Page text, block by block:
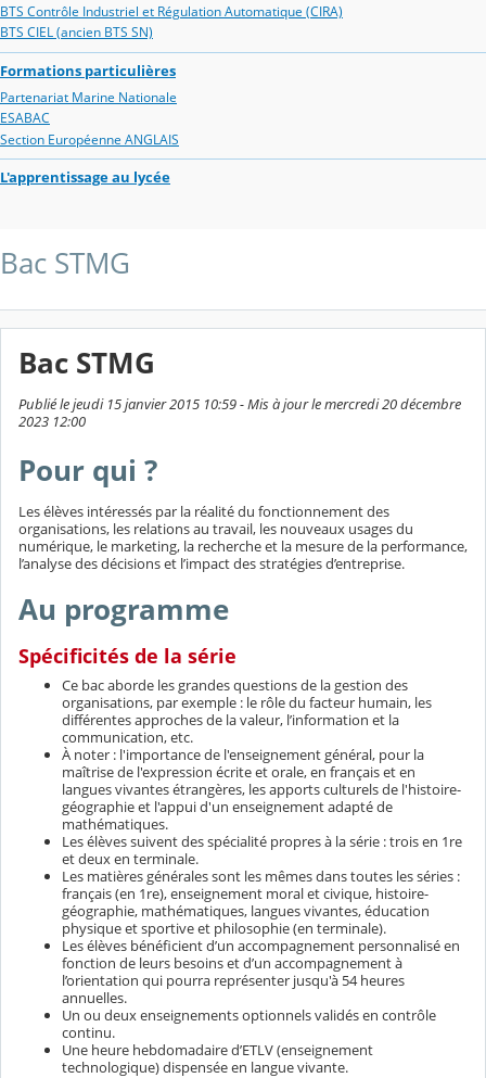
BTS Contrôle Industriel et Régulation Automatique (CIRA)
BTS CIEL (ancien BTS SN)
Formations particulières
Partenariat Marine Nationale
ESABAC
Section Européenne ANGLAIS
L'apprentissage au lycée
Bac STMG
Bac STMG
Publié le jeudi 15 janvier 2015 10:59 - Mis à jour le mercredi 20 décembre
2023 12:00
Pour qui ?
Les élèves intéressés par la réalité du fonctionnement des
organisations, les relations au travail, les nouveaux usages du
numérique, le marketing, la recherche et la mesure de la performance,
l’analyse des décisions et l’impact des stratégies d’entreprise.
Au programme
Spécificités de la série
Ce bac aborde les grandes questions de la gestion des
organisations, par exemple : le rôle du facteur humain, les
différentes approches de la valeur, l’information et la
communication, etc.
À noter : l'importance de l'enseignement général, pour la
maîtrise de l'expression écrite et orale, en français et en
langues vivantes étrangères, les apports culturels de l'histoire-
géographie et l'appui d'un enseignement adapté de
mathématiques.
Les élèves suivent des spécialité propres à la série : trois en 1re
et deux en terminale.
Les matières générales sont les mêmes dans toutes les séries :
français (en 1re), enseignement moral et civique, histoire-
géographie, mathématiques, langues vivantes, éducation
physique et sportive et philosophie (en terminale).
Les élèves bénéficient d’un accompagnement personnalisé en
fonction de leurs besoins et d’un accompagnement à
l’orientation qui pourra représenter jusqu'à 54 heures
annuelles.
Un ou deux enseignements optionnels validés en contrôle
continu.
Une heure hebdomadaire d’ETLV (enseignement
technologique) dispensée en langue vivante.